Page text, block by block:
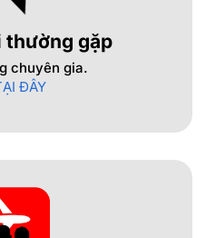
thường gặp
chuyên gia.
ĐÂY